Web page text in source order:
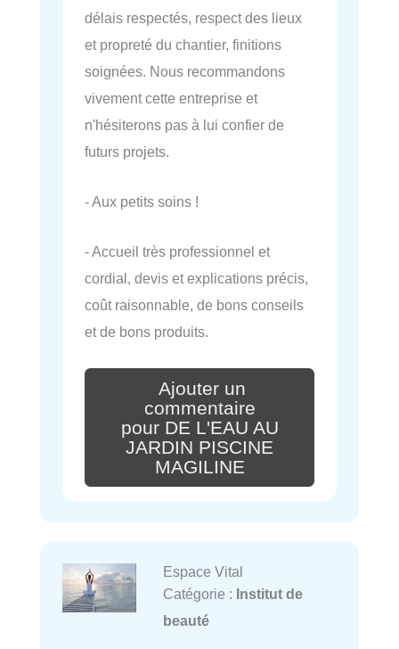
délais respectés, respect des lieux
et propreté du chantier, finitions
soignées. Nous recommandons
vivement cette entreprise et
n'hésiterons pas à lui confier de
futurs projets.
- Aux petits soins !
- Accueil très professionnel et
cordial, devis et explications précis,
coût raisonnable, de bons conseils
et de bons produits.
Ajouter un
commentaire
pour DE L'EAU AU
JARDIN PISCINE
MAGILINE
Espace Vital
Catégorie : Institut de
beauté